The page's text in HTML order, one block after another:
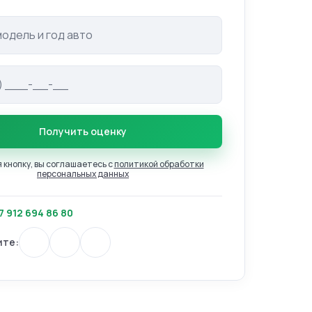
авто
Получить оценку
вы соглашаетесь сполитикой обработки
персональных данных
912 694 86 80